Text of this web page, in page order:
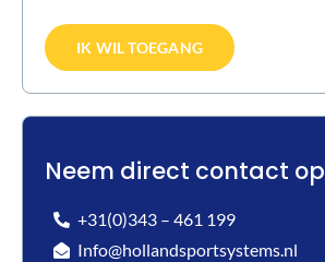
IK WIL TOEGANG
Neem direct contact op
+31(0)343 – 461 199
Info@hollandsportsystems.nl